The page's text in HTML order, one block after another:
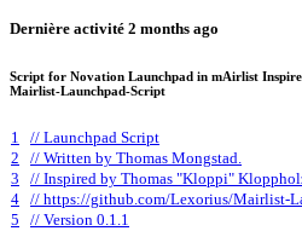
Dernière activité 2 months ago
Script for Novation Launchpad in mAirlist
Mairlist-Launchpad-Script
1
// Launchpad Script
2
// Written by Thomas Mongstad.
3
// Inspired by Thomas "Kloppi"
4
// https://github.com/Lexorius/Mairlist-
5
// Version 0.1.1